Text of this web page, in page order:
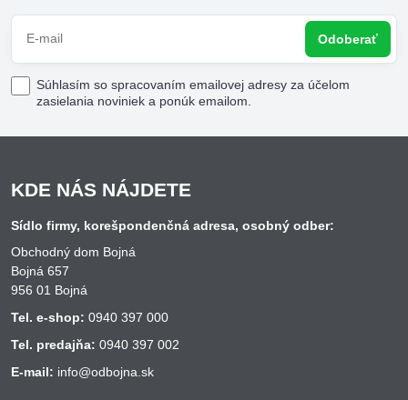
Odoberať
Súhlasím so spracovaním emailovej adresy za účelom
zasielania noviniek a ponúk emailom.
KDE NÁS NÁJDETE
Sídlo firmy, korešpondenčná adresa, osobný odber:
Obchodný dom Bojná
Bojná 657
956 01 Bojná
Tel. e-shop: 0940 397 000
Tel. predajňa: 0940 397 002
E-mail: info@odbojna.sk